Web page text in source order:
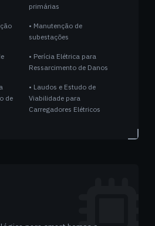
primárias
• Manutenção de
subestações
• Perícia Elétrica para
Ressarcimento de Danos
de
• Laudos e Estudo de
Viabilidade para
Carregadores Elétricos